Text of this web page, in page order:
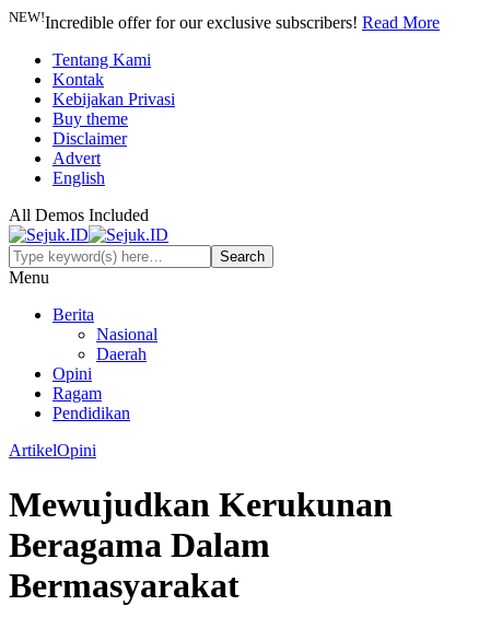
NEW!Incredible offer for our exclusive subscribers! Read More
Tentang Kami
Kontak
Kebijakan Privasi
Buy theme
Disclaimer
Advert
English
All Demos Included
Menu
Berita
Nasional
Daerah
Opini
Ragam
Pendidikan
ArtikelOpini
Mewujudkan Kerukunan
Beragama Dalam
Bermasyarakat